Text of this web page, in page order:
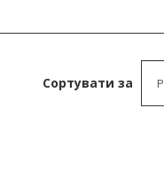
Сортувати за